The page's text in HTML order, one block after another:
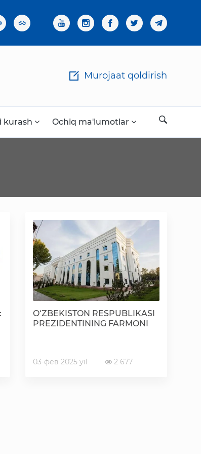
Murojaat qoldirish
kurash Ochiq ma'lumotlar
×
hukumat» tizimi
ma'lumotlar» PF-6247 bo'yicha
ma'lumotlar
xizmatlar yangona reestri
O‘ZBEKISTON RESPUBLIKASI
PREZIDENTINING FARMONI
03-фев 2025 yil 2 677